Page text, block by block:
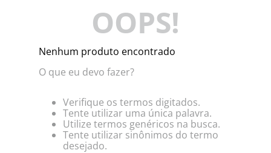
OOPS!
Nenhum produto encontrado
O que eu devo fazer?
Verifique os termos digitados.
Tente utilizar uma única palavra.
Utilize termos genéricos na busca.
Tente utilizar sinônimos do termo
desejado.